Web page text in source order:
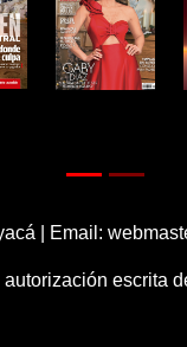
| Email:
escrita